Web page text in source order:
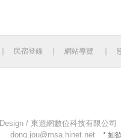
民宿登錄 網站導覽
Design / 東遊網數位科技有限公司
dong.jou@msa.hinet.net
* 如